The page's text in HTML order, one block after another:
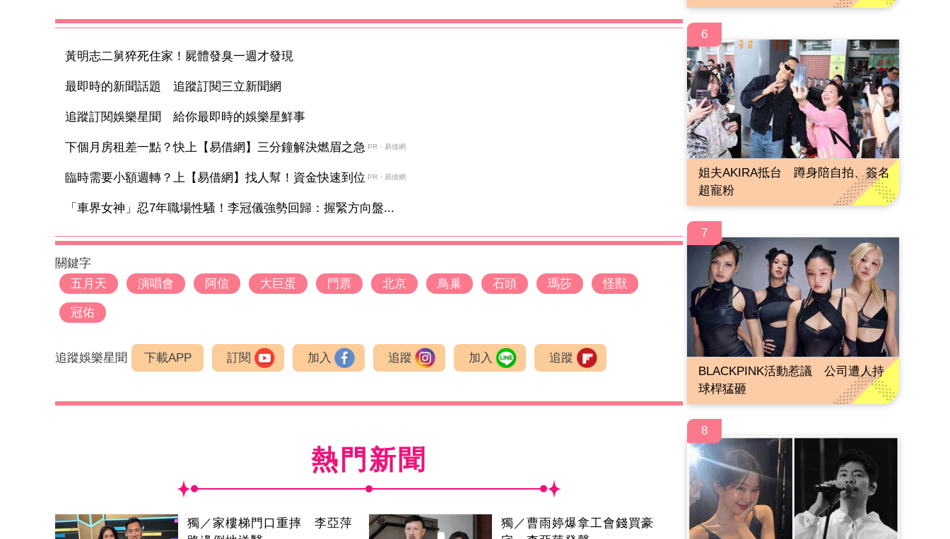
黃明志二舅猝死住家！屍體發臭一週才發現
最即時的新聞話題 追蹤訂閱三立新聞網
追蹤訂閱娛樂星聞 給你最即時的娛樂星鮮事
下個月房租差一點？快上【易借網】三分鐘解決燃眉之急 PR・易借網
臨時需要小額週轉？上【易借網】找人幫！資金快速到位 PR・易借網
「車界女神」忍7年職場性騷！李冠儀強勢回歸：握緊方向盤...
關鍵字
五月天
演唱會 阿信 大巨蛋 門票 北京 鳥巢 石頭 瑪莎 怪獸
冠佑
追蹤娛樂星聞 下載APP 訂閱 加入 追蹤 加入 追蹤
熱門新聞
獨／家樓梯門口重摔 李亞萍
獨／曹雨婷爆拿工會錢買豪
6
姐夫AKIRA抵台 蹲身陪自拍、簽名
超寵粉
7
BLACKPINK活動惹議 公司遭人持
球桿猛砸
8